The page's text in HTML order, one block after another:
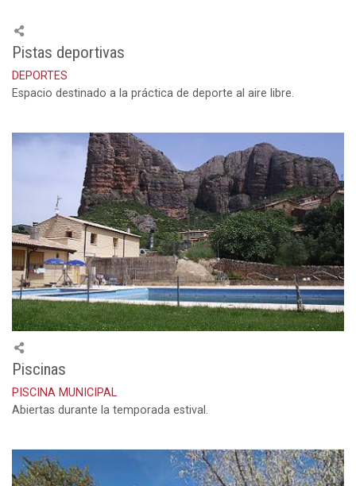
Pistas deportivas
DEPORTES
Espacio destinado a la práctica de deporte al aire libre.
Piscinas
PISCINA MUNICIPAL
Abiertas durante la temporada estival.